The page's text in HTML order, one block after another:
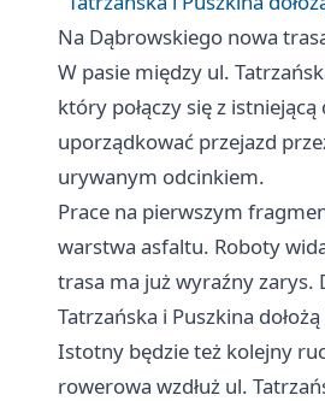
Na Dąbrowskiego nowa
W pasie między ul.
który połączy się z
uporządkować przejazd
urywanym odcinkiem.
Prace na pierwszym
warstwa asfaltu. Roboty
trasa ma już wyraźny zarys.
Tatrzańska i Puszkina
Istotny będzie też kolejny
rowerowa wzdłuż ul.